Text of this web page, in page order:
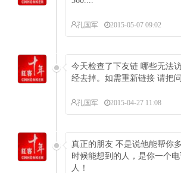
孔国军 2015-05-07 09:02
今天检查了下友链 哪些无法
经去掉。如需重新链接 请把
孔国军 2015-04-27 11:08
真正的朋友 不是说他能帮你
时候能想到的人，是你一个
人！